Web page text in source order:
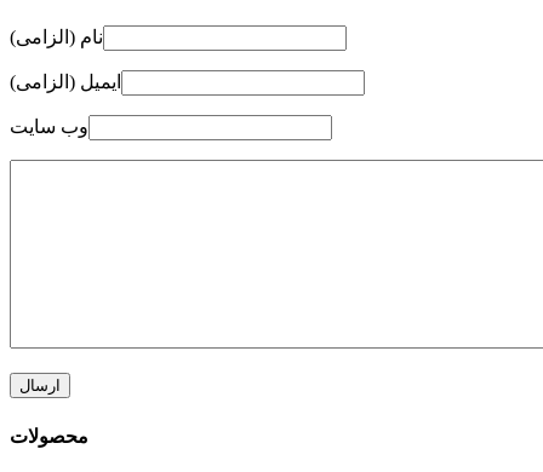
نام (الزامی)
ایمیل (الزامی)
وب سایت
محصولات